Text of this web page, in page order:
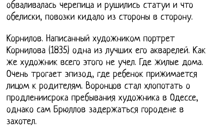
обваливалась черепица и рушились статуи и что
обелиски, повозки кидало из стороны в сторону.
Корнилов. Написанный художником портрет
Корнилова (1835) одна из лучших его акварелей. Как
же художник всего этого не учел. Где жилые дома.
Очень трогает эпизод, где ребенок прижимается
лицом к родителям. Воронцов стал хлопотать о
продлениисрока пребывания художника в Одессе,
однако сам Брюллов задержаться городене в
захотел.